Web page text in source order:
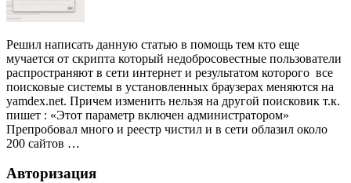
Решил написать данную статью в помощь тем кто еще
мучается от скрипта который недобросовестные пользователи
распространяют в сети интернет и результатом которого все
поисковые системы в установленных браузерах меняются на
yamdex.net. Причем изменить нельзя на другой поисковик т.к.
пишет : «Этот параметр включен администратором»
Препробовал много и реестр чистил и в сети облазил около
200 сайтов …
Авторизация